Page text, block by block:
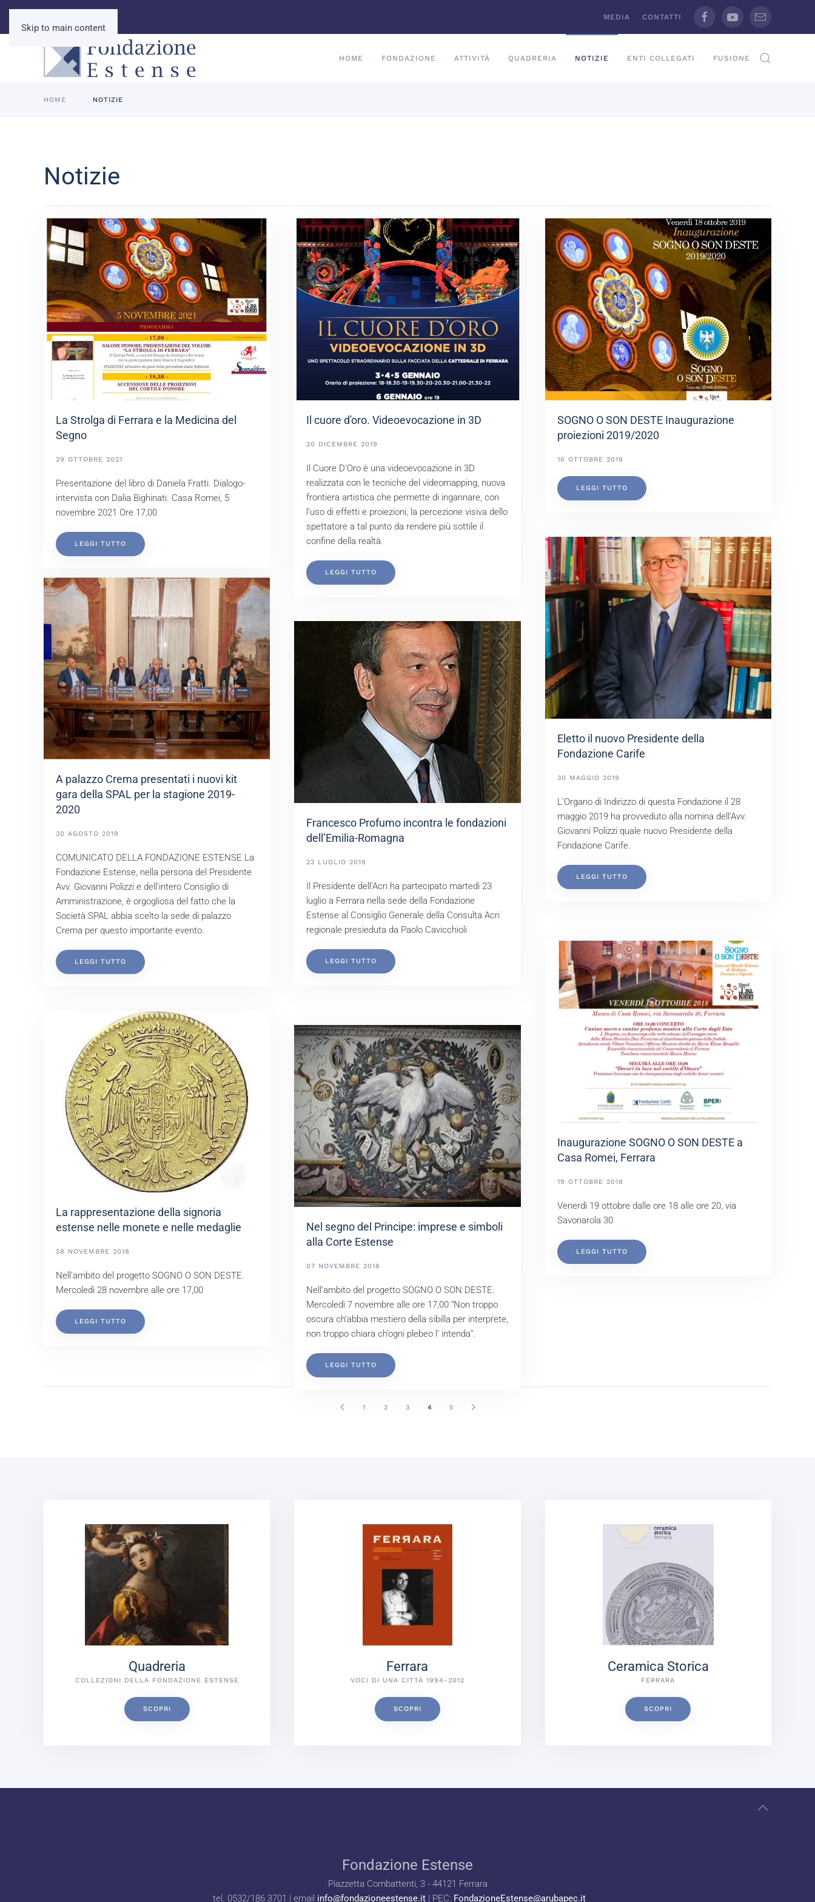
Skip to main content
MEDIA CONTATTI
HOME FONDAZIONE ATTIVITÀ QUADRERIA NOTIZIE ENTI COLLEGATI FUSIONE
HOME NOTIZIE
Notizie
La Strolga di Ferrara e la Medicina del
Segno
29 OTTOBRE 2021
Presentazione del libro di Daniela Fratti. Dialogo-
intervista con Dalia Bighinati. Casa Romei, 5
novembre 2021 Ore 17,00
LEGGI TUTTO
Il cuore d'oro. Videoevocazione in 3D
20 DICEMBRE 2019
Il Cuore D’Oro è una videoevocazione in 3D
realizzata con le tecniche del videomapping, nuova
frontiera artistica che permette di ingannare, con
l’uso di effetti e proiezioni, la percezione visiva dello
spettatore a tal punto da rendere più sottile il
confine della realtà.
LEGGI TUTTO
SOGNO O SON DESTE Inaugurazione
proiezioni 2019/2020
10 OTTOBRE 2019
LEGGI TUTTO
A palazzo Crema presentati i nuovi kit
gara della SPAL per la stagione 2019-
2020
30 AGOSTO 2019
COMUNICATO DELLA FONDAZIONE ESTENSE La
Fondazione Estense, nella persona del Presidente
Avv. Giovanni Polizzi e dell'intero Consiglio di
Amministrazione, è orgogliosa del fatto che la
Società SPAL abbia scelto la sede di palazzo
Crema per questo importante evento.
LEGGI TUTTO
Francesco Profumo incontra le fondazioni
dell’Emilia-Romagna
23 LUGLIO 2019
Il Presidente dell’Acri ha partecipato martedì 23
luglio a Ferrara nella sede della Fondazione
Estense al Consiglio Generale della Consulta Acri
regionale presieduta da Paolo Cavicchioli
LEGGI TUTTO
Eletto il nuovo Presidente della
Fondazione Carife
30 MAGGIO 2019
L'Organo di Indirizzo di questa Fondazione il 28
maggio 2019 ha provveduto alla nomina dell'Avv.
Giovanni Polizzi quale nuovo Presidente della
Fondazione Carife.
LEGGI TUTTO
La rappresentazione della signoria
estense nelle monete e nelle medaglie
28 NOVEMBRE 2018
Nell'ambito del progetto SOGNO O SON DESTE.
Mercoledì 28 novembre alle ore 17,00
LEGGI TUTTO
Nel segno del Principe: imprese e simboli
alla Corte Estense
07 NOVEMBRE 2018
Nell'ambito del progetto SOGNO O SON DESTE.
Mercoledì 7 novembre alle ore 17,00 “Non troppo
oscura ch’abbia mestiero della sibilla per interprete,
non troppo chiara ch’ogni plebeo l’ intenda”.
LEGGI TUTTO
Inaugurazione SOGNO O SON DESTE a
Casa Romei, Ferrara
19 OTTOBRE 2018
Venerdì 19 ottobre dalle ore 18 alle ore 20, via
Savonarola 30
LEGGI TUTTO
1 2 3 4 5
Quadreria
COLLEZIONI DELLA FONDAZIONE ESTENSE
SCOPRI
Ferrara
VOCI DI UNA CITTÀ 1994-2012
SCOPRI
Ceramica Storica
FERRARA
SCOPRI
Fondazione Estense
Piazzetta Combattenti, 3 - 44121 Ferrara
tel. 0532/186 3701 | email info@fondazioneestense.it| PEC: FondazioneEstense@arubapec.it